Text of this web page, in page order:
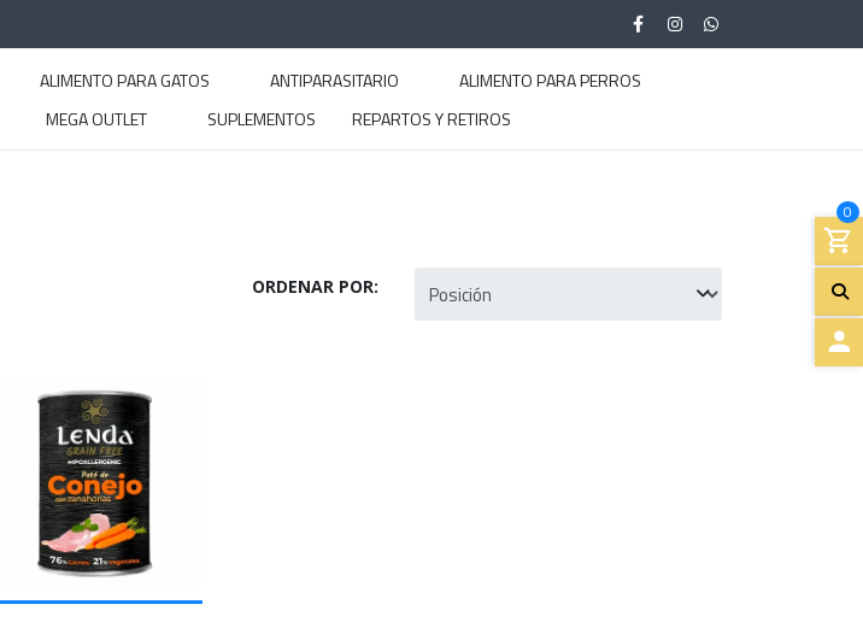
ALIMENTO PARA GATOS ANTIPARASITARIO
ALIMENTO PARA PERROS
MEGA OUTLET SUPLEMENTOS REPARTOS Y RETIROS
0
ORDENAR POR: